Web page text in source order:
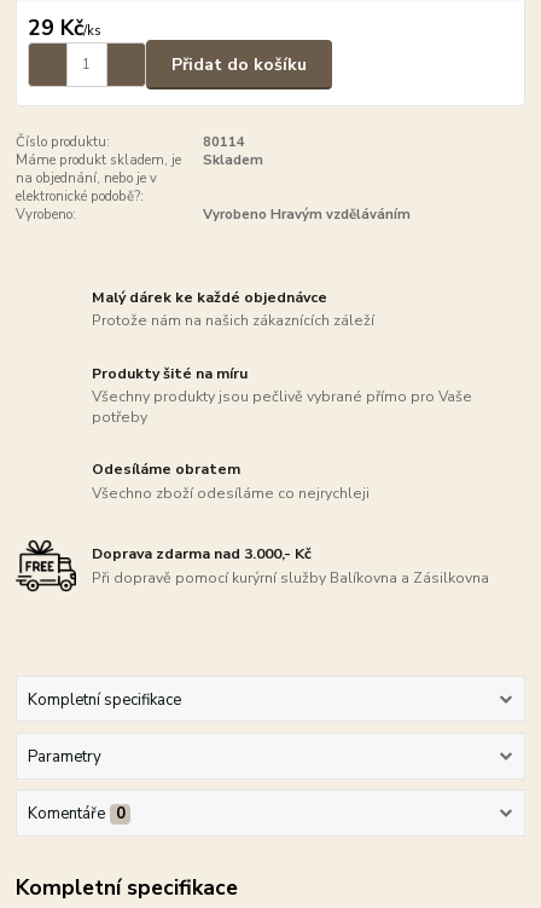
29 Kč/ks
Přidat do košíku
Číslo produktu:
80114
Máme produkt skladem, je
na objednání, nebo je v
elektronické podobě?:
Skladem
Vyrobeno: Vyrobeno Hravým vzděláváním
Malý dárek ke každé objednávce
Protože nám na našich zákaznících záleží
Produkty šité na míru
Všechny produkty jsou pečlivě vybrané přímo pro Vaše
potřeby
Odesíláme obratem
Všechno zboží odesíláme co nejrychleji
Doprava zdarma nad 3.000,- Kč
Při dopravě pomocí kurýrní služby Balíkovna a Zásilkovna
Kompletní specifikace
Parametry
Komentáře 0
Kompletní specifikace